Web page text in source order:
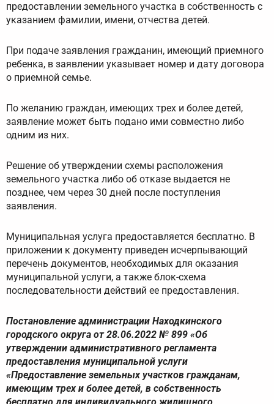
предоставлении земельного участка в собственность с
указанием фамилии, имени, отчества детей.
При подаче заявления гражданин, имеющий приемного
ребенка, в заявлении указывает номер и дату договора
о приемной семье.
По желанию граждан, имеющих трех и более детей,
заявление может быть подано ими совместно либо
одним из них.
Решение об утверждении схемы расположения
земельного участка либо об отказе выдается не
позднее, чем через 30 дней после поступления
заявления.
Муниципальная услуга предоставляется бесплатно. В
приложении к документу приведен исчерпывающий
перечень документов, необходимых для оказания
муниципальной услуги, а также блок-схема
последовательности действий ее предоставления.
Постановление администрации Находкинского
городского округа от 28.06.2022 № 899 «Об
утверждении административного регламента
предоставления муниципальной услуги
«Предоставление земельных участков гражданам,
имеющим трех и более детей, в собственность